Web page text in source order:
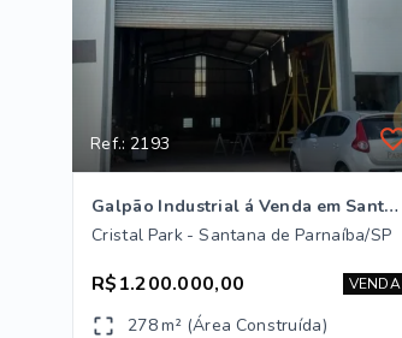
Ref.: 2193
Galpão Industrial á Venda em Santana de Parnaíba / SP
Cristal Park - Santana de Parnaíba/SP
R$1.200.000,00 VENDA
278 m² (Área Construída)